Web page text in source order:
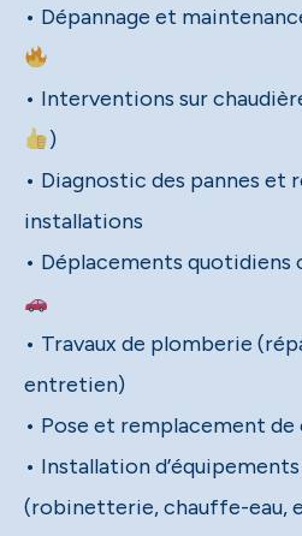
• Dépannage et
• Interventions sur
)
• Diagnostic des pannes et
installations
• Déplacements quotidiens
• Travaux de plomberie
entretien)
• Pose et remplacement de
• Installation
(robinetterie, chauffe-eau,